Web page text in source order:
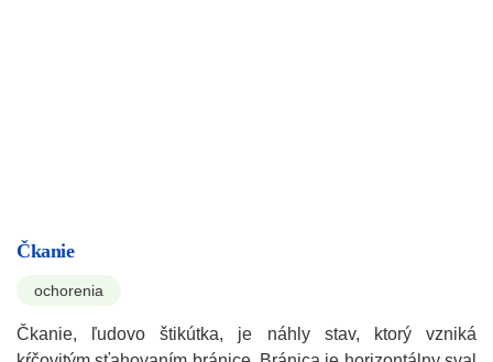
Čkanie
ochorenia
Čkanie, ľudovo štikútka, je náhly stav, ktorý vzniká